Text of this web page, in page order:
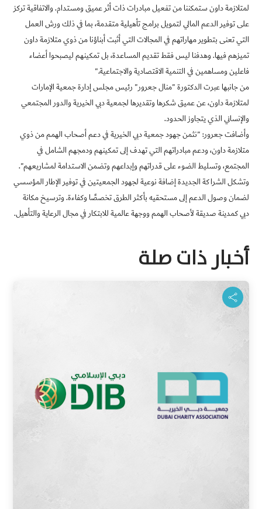
لمتلازمة داون ستمكننا من تفعيل مبادرات ذات أثر عميق ومستدام. والاتفاقية تركز
على توفير الدعم المالي لتمويل برامج تأهيلية متقدمة، بما في ذلك ورش العمل
التي تعنى بتطوير مهاراتهم في المجالات التي أثبت أبناؤنا من ذوي متلازمة داون
تميزهم فيها. وهدفنا ليس فقط تقديم المساعدة، بل تمكينهم ليصبحوا أعضاء
فاعلين ومساهمين في التنمية الاقتصادية والاجتماعية".
من جانبها عبرت الدكتورة "منال جعرور" رئيس مجلس إدارة جمعية الإمارات
لمتلازمة داون، عن عميق شكرها وتقديرها لجمعية دبي الخيرية والدور المجتمعي
والإنساني الذي يتجاوز الحدود.
وأضافت جعرور: "نثمن جهود جمعية دبي الخيرية في دعم أصحاب الهمم من ذوي
متلازمة داون، ودعم مبادراتهم التي تهدف إلى تمكينهم ودمجهم الشامل في
المجتمع، وتسليط الضوء على قدراتهم وإبداعهم وتضمن الاستدامة لمشاريعهم".
وتشكل الشراكة الجديدة إضافة نوعية لجهود الجمعيتين في توفير الإطار المؤسسي
لضمان وصول الدعم إلى مستحقيه بأكثر الطرق تخصصًا وكفاءة. وترسيخ مكانة
دبي كمدينة صديقة لأصحاب الهمم ووجهة عالمية للابتكار في مجال الرعاية والتأهيل.
أخبار ذات صلة